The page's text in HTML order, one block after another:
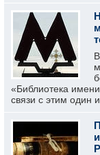
«Библиотека
связи с этим один